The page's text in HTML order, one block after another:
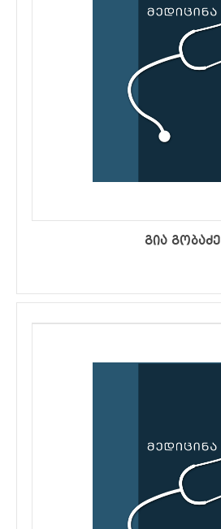
გია გობაძე